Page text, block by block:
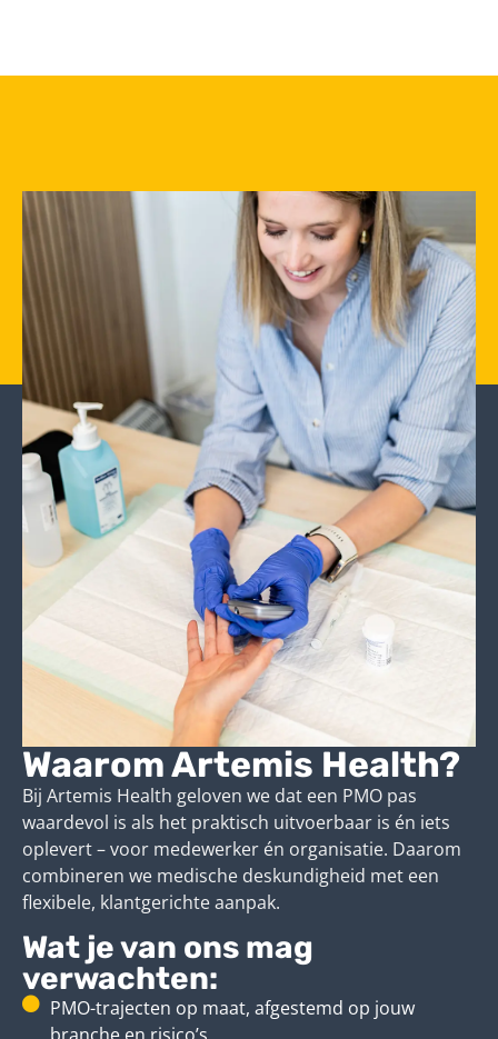
Waarom Artemis Health?
Bij Artemis Health geloven we dat een PMO pas
waardevol is als het praktisch uitvoerbaar is én iets
oplevert – voor medewerker én organisatie. Daarom
combineren we medische deskundigheid met een
flexibele, klantgerichte aanpak.
Wat je van ons mag
verwachten:
PMO-trajecten op maat, afgestemd op jouw
branche en risico’s